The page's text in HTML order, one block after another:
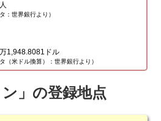
：世界銀行より）
1,948.8081ドル
（米ドル換算）：世界銀行より）
ン」の登録地点